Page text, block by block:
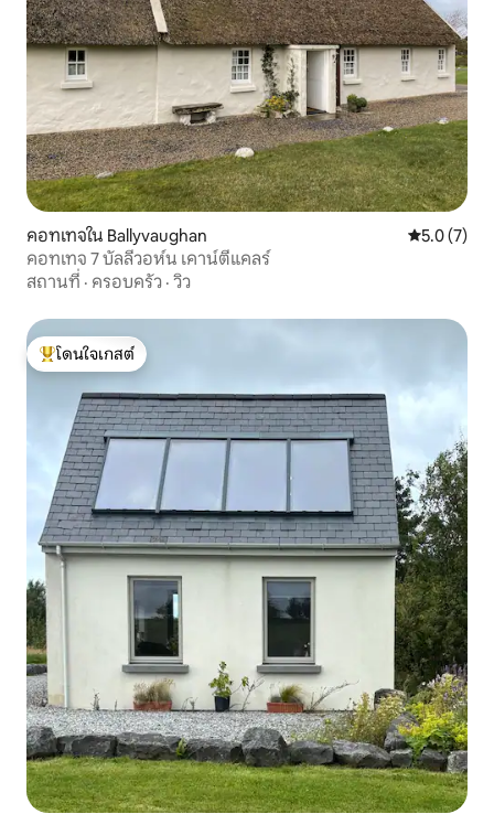
คอทเทจใน Ballyvaughan คะแนนเฉลี่
5.0 (7)
คอทเทจ 7 บัลลีวอห์น เคาน์ตีแคลร์
สถานที่ · ครอบครัว · วิว
โดนใจเกสต์ที่สุด
โดนใจเกสต์